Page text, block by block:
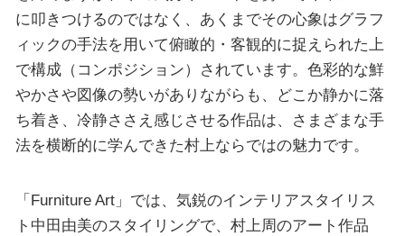
に叩きつけるのではなく、あくまでその心象はグラフ
ィックの手法を用いて俯瞰的・客観的に捉えられた上
で構成（コンポジション）されています。色彩的な鮮
やかさや図像の勢いがありながらも、どこか静かに落
ち着き、冷静ささえ感じさせる作品は、さまざまな手
法を横断的に学んできた村上ならではの魅力です。
「Furniture Art」では、気鋭のインテリアスタイリス
ト中田由美のスタイリングで、村上周のアート作品